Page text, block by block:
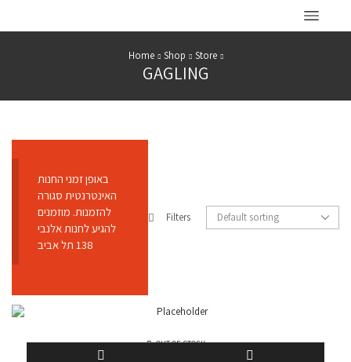
Home Shop Store
GAGLING
באופן זמני החנות
האינטרנטית סגורה
להזמנות. מוזמנים
להגיע לחנות אלנבי
138 תל אביב
Filters
OUT OF STOCK